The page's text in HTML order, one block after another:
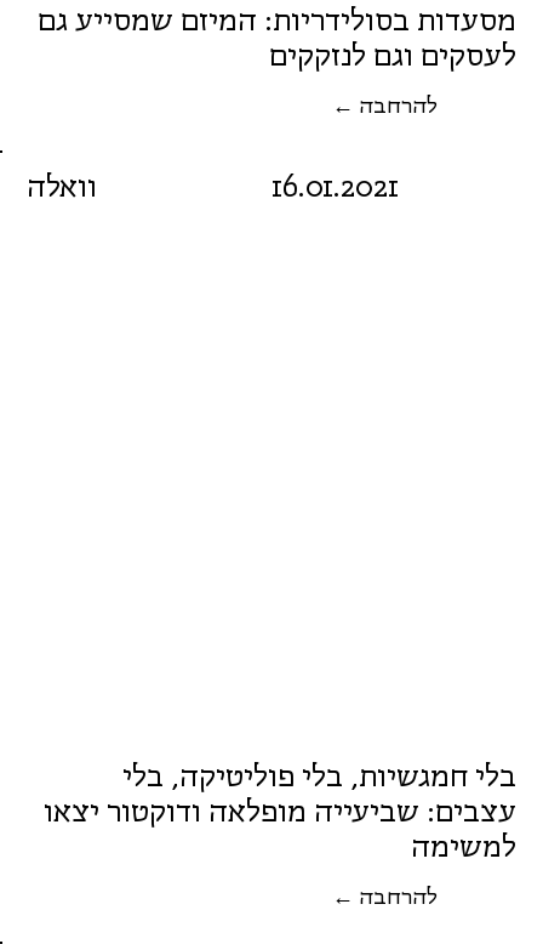
מסעדות בסולידריות: המיזם שמסייע גם
לעסקים וגם לנזקקים
← להרחבה
בלי חמגשיות, בלי פוליטיקה, בלי
עצבים: שביעייה מופלאה ודוקטור יצאו
למשימה
← להרחבה
16.01.2021 וואלה